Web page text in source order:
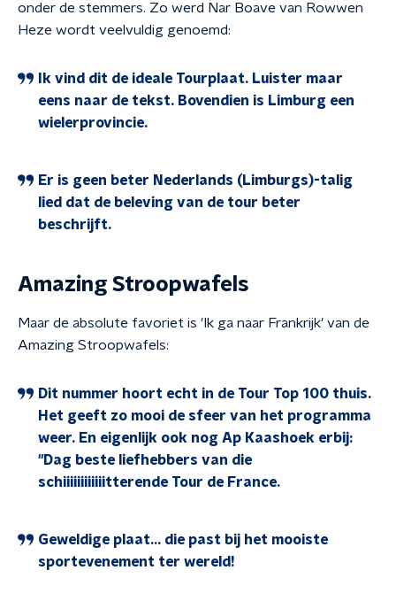
onder de stemmers. Zo werd Nar Boave van Rowwen
Heze wordt veelvuldig genoemd:
Ik vind dit de ideale Tourplaat. Luister maar
eens naar de tekst. Bovendien is Limburg een
wielerprovincie.
Er is geen beter Nederlands (Limburgs)-talig
lied dat de beleving van de tour beter
beschrijft.
Amazing Stroopwafels
Maar de absolute favoriet is 'Ik ga naar Frankrijk' van de
Amazing Stroopwafels:
Dit nummer hoort echt in de Tour Top 100 thuis.
Het geeft zo mooi de sfeer van het programma
weer. En eigenlijk ook nog Ap Kaashoek erbij:
"Dag beste liefhebbers van die
schiiiiiiiiiiiitterende Tour de France.
Geweldige plaat… die past bij het mooiste
sportevenement ter wereld!